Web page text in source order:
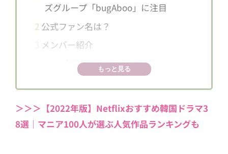
ズグループ「bugAboo」に注目
2 公式ファン名は？
メンバー紹介
【頼れる最年長】ウンチェ(은채 /
Eun Chae)
/ Yoona)
3.3【台湾出身メンバー】レイニ(레이
もっと見る
＞＞＞【2022年版】Netflixおすすめ韓国ドラマ3
8選｜マニア100人が選ぶ人気作品ランキングも